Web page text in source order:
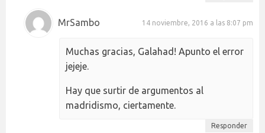
MrSambo 14 noviembre, 2016 a las 8:07 pm
Muchas gracias, Galahad! Apunto el error
jejeje.
Hay que surtir de argumentos al
madridismo, ciertamente.
Responder